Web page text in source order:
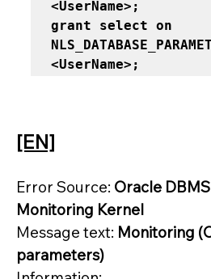
<UserName>;
grant select on
<UserName>;
[EN]
Error Source: Oracle
Monitoring Kernel
Message text: Monitoring
parameters)